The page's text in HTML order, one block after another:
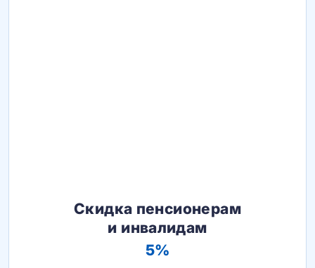
Скидка пенсионерам
и инвалидам
5%